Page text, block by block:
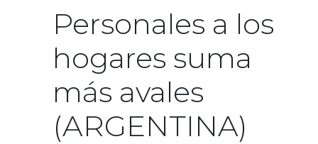
Personales a los
hogares suma
más avales
(ARGENTINA)